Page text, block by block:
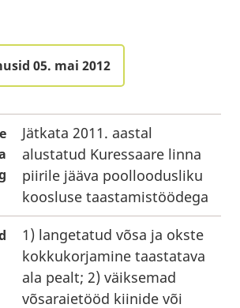
05. mai 2012
Jätkata 2011. aastal
alustatud Kuressaare linna
piirile jääva poolloodusliku
koosluse taastamistöödega
1) langetatud võsa ja okste
kokkukorjamine taastatava
ala pealt; 2) väiksemad
võsaraietööd kiinide või